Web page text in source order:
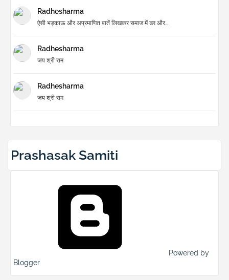
Radhesharma
ऐसी भड़काऊ और अप्रमाणित बातें लिखकर समाज में डर और...
Radhesharma
जय श्री राम
Radhesharma
जय श्री राम
Prashasak Samiti
Powered by
Blogger